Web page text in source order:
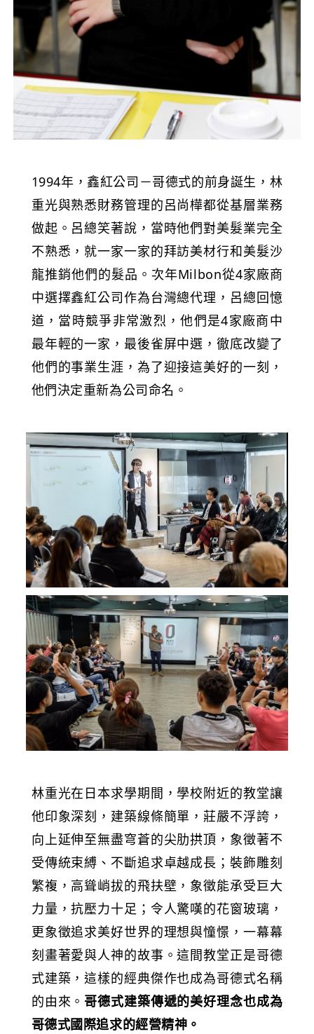
1994年，鑫紅公司－哥德式的前身誕生，林
重光與熟悉財務管理的呂尚樺都從基層業務
做起。呂總笑著說，當時他們對美髮業完全
不熟悉，就一家一家的拜訪美材行和美髮沙
龍推銷他們的髮品。次年Milbon從4家廠商
中選擇鑫紅公司作為台灣總代理，呂總回憶
道，當時競爭非常激烈，他們是4家廠商中
最年輕的一家，最後雀屏中選，徹底改變了
他們的事業生涯，為了迎接這美好的一刻，
他們決定重新為公司命名。
林重光在日本求學期間，學校附近的教堂讓
他印象深刻，建築線條簡單，莊嚴不浮誇，
向上延伸至無盡穹蒼的尖肋拱頂，象徵著不
受傳統束縛、不斷追求卓越成長；裝飾雕刻
繁複，高聳峭拔的飛扶壁，象徵能承受巨大
力量，抗壓力十足；令人驚嘆的花窗玻璃，
更象徵追求美好世界的理想與憧憬，一幕幕
刻畫著愛與人神的故事。這間教堂正是哥德
式建築，這樣的經典傑作也成為哥德式名稱
的由來。 哥德式建築傳遞的美好理念也成為
哥德式國際追求的經營精神。